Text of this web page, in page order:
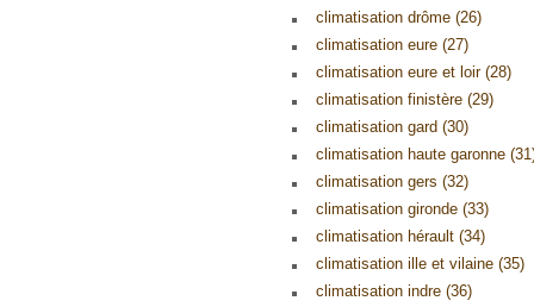
climatisation drôme (26)
climatisation eure (27)
climatisation eure et loir (28)
climatisation finistère (29)
climatisation gard (30)
climatisation haute garonne
climatisation gers (32)
climatisation gironde (33)
climatisation hérault (34)
climatisation ille et vilaine (35)
climatisation indre (36)